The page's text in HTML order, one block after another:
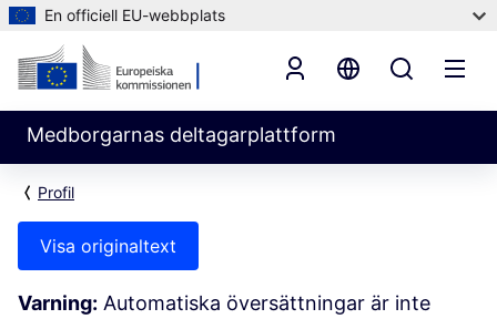
En officiell EU-webbplats
Medborgarnas deltagarplattform
Profil
Visa originaltext
Varning: Automatiska översättningar är inte